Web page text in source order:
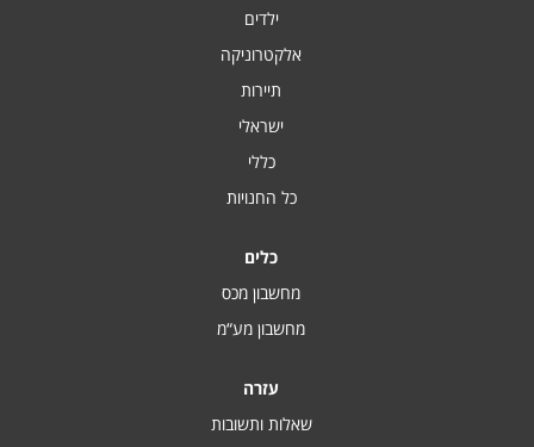
ילדים
אלקטרוניקה
תיירות
ישראלי
כללי
כל החנויות
כלים
מחשבון מכס
מחשבון מע“מ
עזרה
שאלות ותשובות